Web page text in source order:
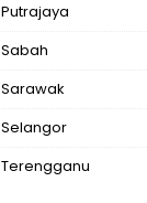
Putrajaya
Sabah
Sarawak
Selangor
Terengganu